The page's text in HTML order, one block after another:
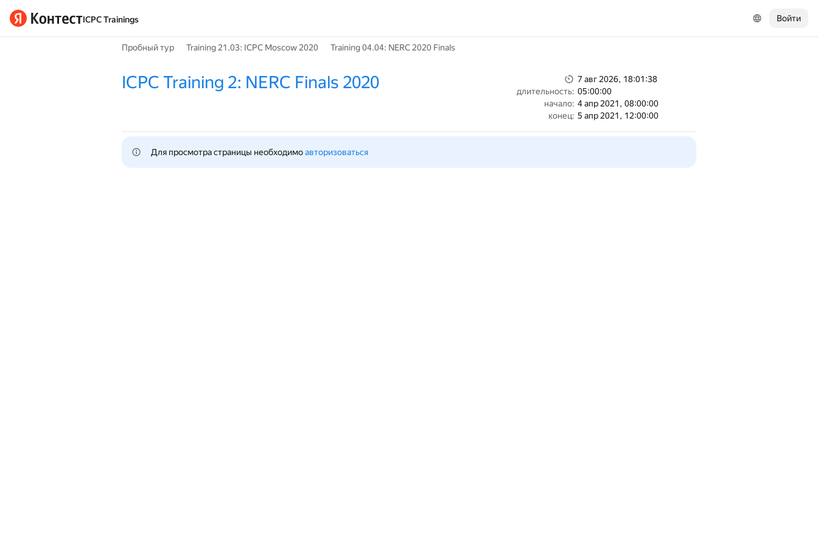
ICPC Trainings Войти
Пробный тур Training 21.03: ICPC Moscow 2020 Training 04.04: NERC 2020 Finals
ICPC Training 2: NERC Finals 2020
7 авг 2026, 18:01:38
длительность: 05:00:00
начало: 4 апр 2021, 08:00:00
конец: 5 апр 2021, 12:00:00
Для просмотра страницы необходимо авторизоваться